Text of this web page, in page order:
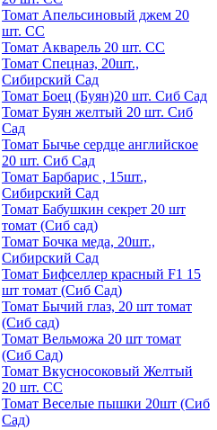
Томат Апельсиновый джем 20
шт. СС
Томат Акварель 20 шт. СС
Томат Спецназ, 20шт.,
Сибирский Сад
Томат Боец (Буян)20 шт. Сиб Сад
Томат Бyян жeлтый 20 шт. Сиб
Сaд
Томат Бычьe cepдцe aнглийcкoe
20 шт. Сиб Сaд
Томат Барбарис , 15шт.,
Сибирский Сад
Томат Бабушкин секрет 20 шт
томат (Сиб сад)
Томат Бочка меда, 20шт.,
Сибирский Сад
Томат Бифселлер красный F1 15
шт томат (Сиб Сад)
Томат Бычий глаз, 20 шт томат
(Сиб сад)
Томат Вельможа 20 шт томат
(Сиб Сад)
Томат Вкусносоковый Желтый
20 шт. СС
Томат Веселые пышки 20шт (Сиб
Сад)